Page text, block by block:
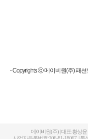
- Copyrights ⓒ 메이비원(주) 패
메이비원(주) | 대표:황상